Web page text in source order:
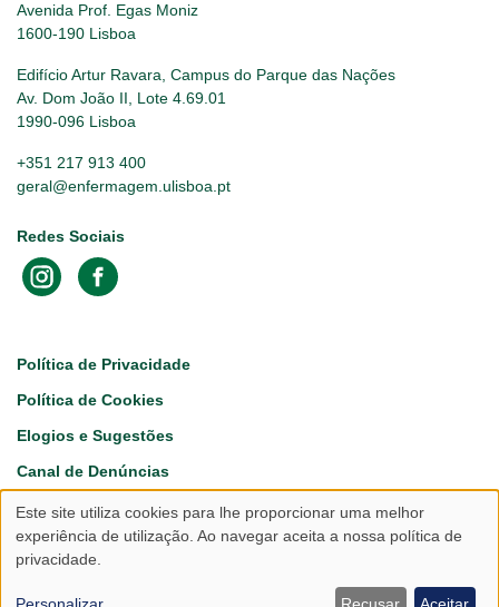
Avenida Prof. Egas Moniz
1600-190 Lisboa
Edifício Artur Ravara, Campus do Parque das Nações
Av. Dom João II, Lote 4.69.01
1990-096 Lisboa
+351 217 913 400
geral@enfermagem.ulisboa.pt
Redes Sociais
Footer
Política de Privacidade
Política de Cookies
Elogios e Sugestões
Canal de Denúncias
Utilização
de
Este site utiliza cookies para lhe proporcionar uma melhor
experiência de utilização. Ao navegar aceita a nossa política de
privacidade.